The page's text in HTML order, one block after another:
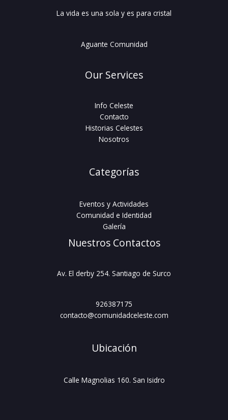
La vida es una sola y es para cristal
Aguante Comunidad
Our Services
Info Celeste
Contacto
Historias Celestes
Nosotros
Categorías
Eventos y Actividades
Comunidad e Identidad
Galería
Nuestros Contactos
Av. El derby 254. Santiago de Surco
926387175
contacto@comunidadceleste.com
Ubicación
Calle Magnolias 160. San Isidro